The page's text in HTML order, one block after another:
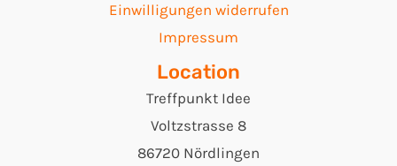
Einwilligungen widerrufen
Impressum
Location
Treffpunkt Idee
Voltzstrasse 8
86720 Nördlingen